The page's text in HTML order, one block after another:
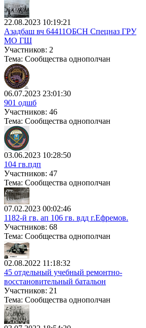
22.08.2023 10:19:21
Азадбаш вч 64411ОБСН Спецназ ГРУ
МО ГШ
Участников: 2
Тема: Сообщества однополчан
06.07.2023 23:01:30
901 одшб
Участников: 46
Тема: Сообщества однополчан
03.06.2023 10:28:50
104 гв.пдп
Участников: 47
Тема: Сообщества однополчан
07.02.2023 00:02:46
1182-й гв. ап 106 гв. вдд г.Ефремов.
Участников: 68
Тема: Сообщества однополчан
02.08.2022 11:18:32
45 отдельный учебный ремонтно-
восстановительный батальон
Участников: 21
Тема: Сообщества однополчан